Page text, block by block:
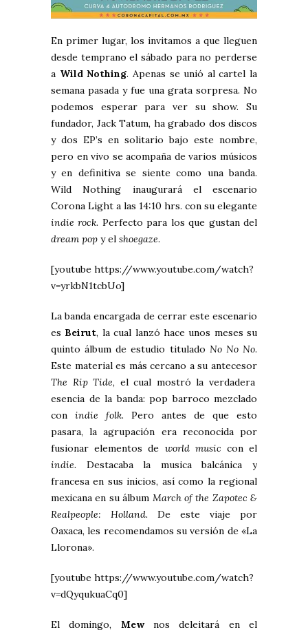
En primer lugar, los invitamos a que lleguen
desde temprano el sábado para no perderse
a Wild Nothing. Apenas se unió al cartel la
semana pasada y fue una grata sorpresa. No
podemos esperar para ver su show. Su
fundador, Jack Tatum, ha grabado dos discos
y dos EP’s en solitario bajo este nombre,
pero en vivo se acompaña de varios músicos
y en definitiva se siente como una banda.
Wild Nothing inaugurará el escenario
Corona Light a las 14:10 hrs. con su elegante
indie rock. Perfecto para los que gustan del
dream pop y el shoegaze.
[youtube https://www.youtube.com/watch?
v=yrkbN1tcbUo]
La banda encargada de cerrar este escenario
es Beirut, la cual lanzó hace unos meses su
quinto álbum de estudio titulado No No No.
Este material es más cercano a su antecesor
The Rip Tide, el cual mostró la verdadera
esencia de la banda: pop barroco mezclado
con indie folk. Pero antes de que esto
pasara, la agrupación era reconocida por
fusionar elementos de world music con el
indie. Destacaba la musica balcánica y
francesa en sus inicios, así como la regional
mexicana en su álbum March of the Zapotec &
Realpeople: Holland. De este viaje por
Oaxaca, les recomendamos su versión de «La
Llorona».
[youtube https://www.youtube.com/watch?
v=dQyqukuaCq0]
El domingo, Mewnos deleitará en el